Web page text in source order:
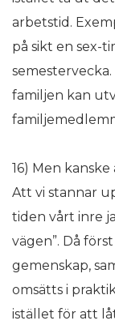
arbetstid.
på sikt en sex-
familjen kan
16) Men
Att vi stannar
tiden vårt inre
vägen”. Då
gemenskap,
omsätts i
istället för att